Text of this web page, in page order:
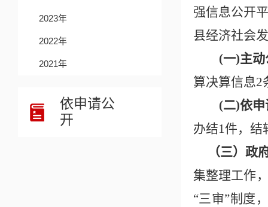
2023年
2022年
2021年
依申请公
开
强信息公开
县经济社会
(一)主
算决算信息2
(二)依
办结1件，结
（三）政
集整理工作
“三审”制度